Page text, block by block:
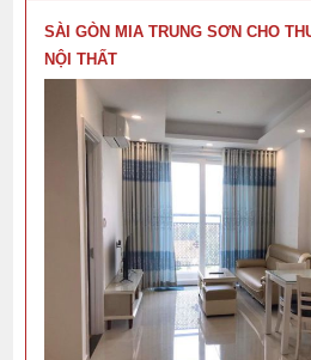
SÀI GÒN MIA TRUNG SƠN CHO
NỘI THẤT